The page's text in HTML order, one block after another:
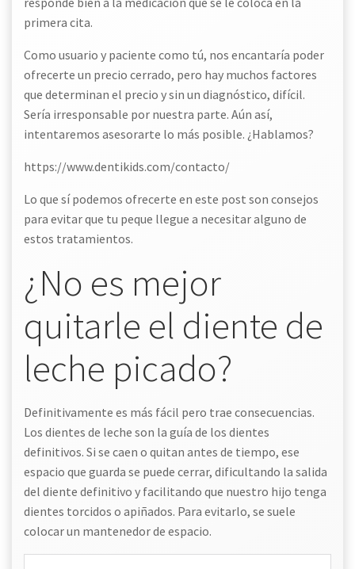
primera cita.
Como usuario y paciente como tú, nos encantaría poder
ofrecerte un precio cerrado, pero hay muchos factores
que determinan el precio y sin un diagnóstico, difícil.
Sería irresponsable por nuestra parte. Aún así,
intentaremos asesorarte lo más posible. ¿Hablamos?
https://www.dentikids.com/contacto/
Lo que sí podemos ofrecerte en este post son consejos
para evitar que tu peque llegue a necesitar alguno de
estos tratamientos.
¿No es mejor
quitarle el diente de
leche picado?
Definitivamente es más fácil pero trae consecuencias.
Los dientes de leche son la guía de los dientes
definitivos. Si se caen o quitan antes de tiempo, ese
espacio que guarda se puede cerrar, dificultando la salida
del diente definitivo y facilitando que nuestro hijo tenga
dientes torcidos o apiñados. Para evitarlo, se suele
colocar un mantenedor de espacio.